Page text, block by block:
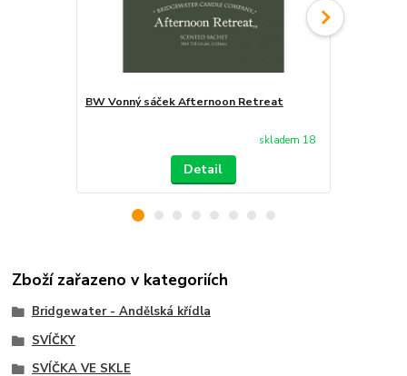
BW Vonný sáček Afternoon Retreat
skladem 18
Detail
Zboží zařazeno v kategoriích
Bridgewater - Andělská křídla
SVÍČKY
SVÍČKA VE SKLE